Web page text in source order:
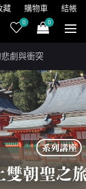
藏 購物車 結帳
0 0
悲劇與衝突